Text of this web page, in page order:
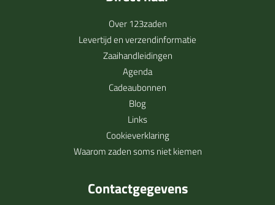
Over 123zaden
Levertijd en verzendinformatie
Zaaihandleidingen
Agenda
Cadeaubonnen
Blog
Links
Cookieverklaring
Waarom zaden soms niet kiemen
Contactgegevens